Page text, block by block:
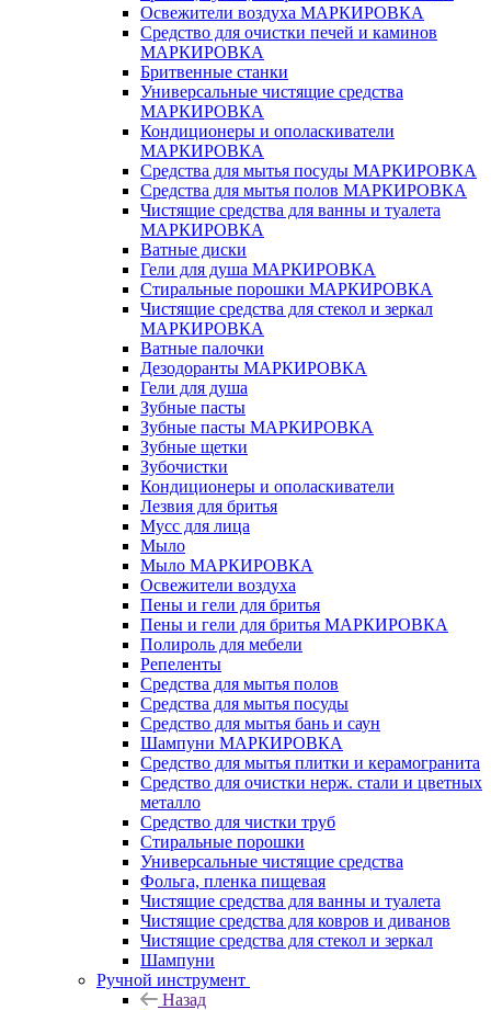
Освежители воздуха МАРКИРОВКА
Средство для очистки печей и каминов
МАРКИРОВКА
Бритвенные станки
Универсальные чистящие средства
МАРКИРОВКА
Кондиционеры и ополаскиватели
МАРКИРОВКА
Средства для мытья посуды МАРКИРОВКА
Средства для мытья полов МАРКИРОВКА
Чистящие средства для ванны и туалета
МАРКИРОВКА
Ватные диски
Гели для душа МАРКИРОВКА
Стиральные порошки МАРКИРОВКА
Чистящие средства для стекол и зеркал
МАРКИРОВКА
Ватные палочки
Дезодоранты МАРКИРОВКА
Гели для душа
Зубные пасты
Зубные пасты МАРКИРОВКА
Зубные щетки
Зубочистки
Кондиционеры и ополаскиватели
Лезвия для бритья
Мусс для лица
Мыло
Мыло МАРКИРОВКА
Освежители воздуха
Пены и гели для бритья
Пены и гели для бритья МАРКИРОВКА
Полироль для мебели
Репеленты
Средства для мытья полов
Средства для мытья посуды
Средство для мытья бань и саун
Шампуни МАРКИРОВКА
Средство для мытья плитки и керамогранита
Средство для очистки нерж. стали и цветных
металло
Средство для чистки труб
Стиральные порошки
Универсальные чистящие средства
Фольга, пленка пищевая
Чистящие средства для ванны и туалета
Чистящие средства для ковров и диванов
Чистящие средства для стекол и зеркал
Шампуни
Ручной инструмент
Назад